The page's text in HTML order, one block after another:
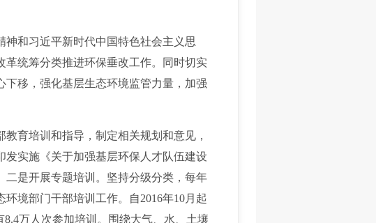
和习近平新时代中国特色社会主义思
统筹分类推进环保垂改工作。同时切实
移，强化基层生态环境监管力量，加强
育培训和指导，制定相关规划和意见，
实施《关于加强基层环保人才队伍建设
是开展专题培训。坚持分级分类，每年
境部门干部培训工作。自2016年10月起
万人次参加培训。围绕大气、水、土壤